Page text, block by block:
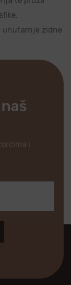
unutarnje zidne
i